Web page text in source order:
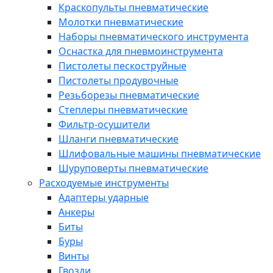
Краскопульты пневматические
Молотки пневматические
Наборы пневматического инструмента
Оснастка для пневмоинструмента
Пистолеты пескоструйные
Пистолеты продувочные
Резьборезы пневматические
Степлеры пневматические
Фильтр-осушители
Шланги пневматические
Шлифовальные машины пневматические
Шуруповерты пневматические
Расходуемые инструменты
Адаптеры ударные
Анкеры
Биты
Буры
Винты